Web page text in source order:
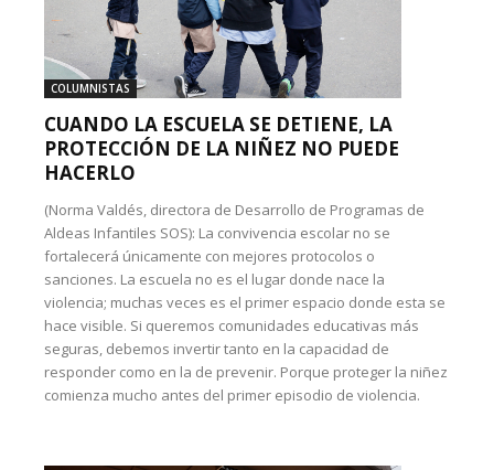
COLUMNISTAS
CUANDO LA ESCUELA SE DETIENE, LA
PROTECCIÓN DE LA NIÑEZ NO PUEDE
HACERLO
(Norma Valdés, directora de Desarrollo de Programas de
Aldeas Infantiles SOS): La convivencia escolar no se
fortalecerá únicamente con mejores protocolos o
sanciones. La escuela no es el lugar donde nace la
violencia; muchas veces es el primer espacio donde esta se
hace visible. Si queremos comunidades educativas más
seguras, debemos invertir tanto en la capacidad de
responder como en la de prevenir. Porque proteger la niñez
comienza mucho antes del primer episodio de violencia.